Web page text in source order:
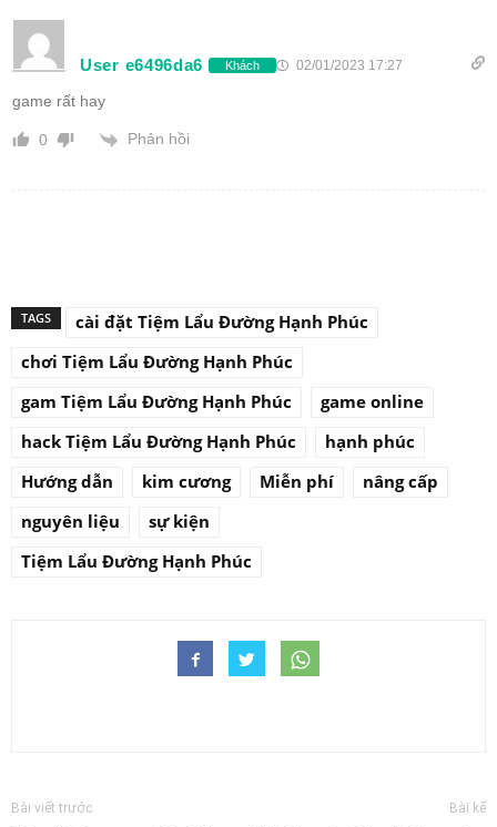
User e6496da6 Khách 02/01/2023 17:27
game rất hay
0 Phản hồi
TAGS
cài đặt Tiệm Lẩu Đường Hạnh Phúc
chơi Tiệm Lẩu Đường Hạnh Phúc
gam Tiệm Lẩu Đường Hạnh Phúc
game online
hack Tiệm Lẩu Đường Hạnh Phúc
hạnh phúc
Hướng dẫn
kim cương Miễn phí
nâng cấp
nguyên liệu
sự kiện
Tiệm Lẩu Đường Hạnh Phúc
Bài viết trước Bài kế